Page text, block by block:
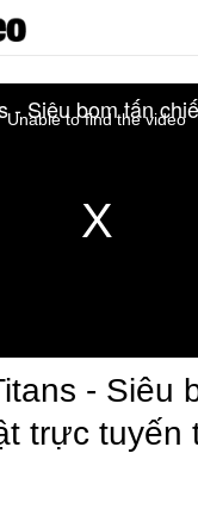
Unable to find the video
- Siêu
trực tuyến